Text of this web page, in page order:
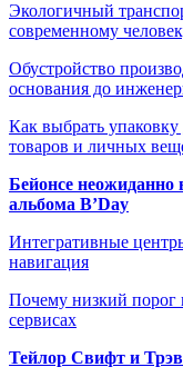
Экологичный
современному
Обустройство
основания до
Как выбрать упаковку
товаров и личных
Бейонсе
альбома B’Day
Интегративные
навигация
Почему низкий порог
сервисах
Тейлор Свифт и